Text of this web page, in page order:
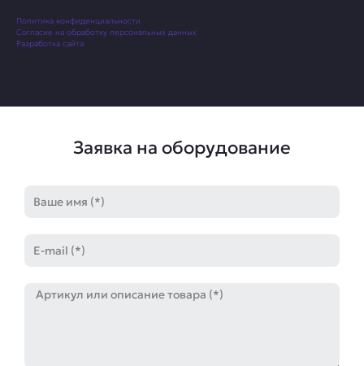
Политика конфиденциальности
Согласие на обработку персональных данных
Разработка сайта
Заявка на оборудование
mail
Артикул